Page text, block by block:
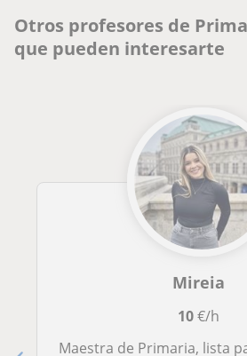
Otros profesores de
que pueden interesarte
Mireia
10€/h
Maestra de Primaria, lista para reforzar contenidos de esta etapa, asesorar y